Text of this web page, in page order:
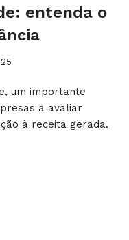
entenda o
um importante
a avaliar
à receita gerada.